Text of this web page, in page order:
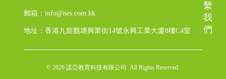
繫
我
們
郵箱：info@nes.com.hk
地址：香港九龍觀塘興業街14號永興工業大廈8樓C4室
© 2026 諾亞教育科技有限公司 All Rights Reserved.